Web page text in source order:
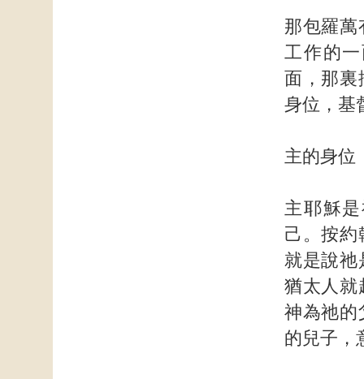
那包羅萬
工作的
面，那裏
身位，基
主的身位
主耶穌
己。按約
就是說祂
猶太人就
神為祂的
的兒子，